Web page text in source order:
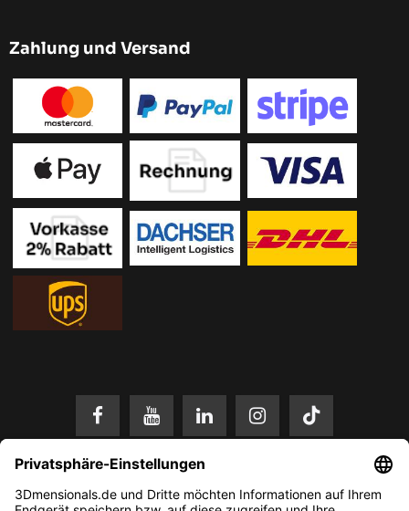
Zahlung und Versand
* Alle Preise in EUR inkl. gesetzl. Mehrwertsteuer zzgl. Versandkosten.
Änderungen und Irrtümer vorbehalten. Nur solange der Vorrat reicht.
© 2026 3Dmensionals / PONTIALIS GmbH & Co. KG - All Rights Reserved.​